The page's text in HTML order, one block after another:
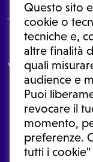
Questo sito
cookie o
tecniche e,
altre finalità
quali
audience e
Puoi
revocare il
momento,
preferenze.
tutti i cookie"
Le informazioni
In nessun caso,
visita o una diagnosi
le informazioni
una diagnosi, la
sospensione di un
Condizioni di
Ⓒ